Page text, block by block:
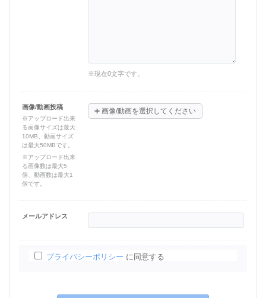
※現在0文字です。
画像/動画投稿
※アップロード出来
る画像サイズは最大
10MB、動画サイズ
は最大50MBです。
※アップロード出来
る画像数は最大5
個、動画数は最大1
個です。
➕ 画像/動画を選択してください
メールアドレス
プライバシーポリシー に同意する